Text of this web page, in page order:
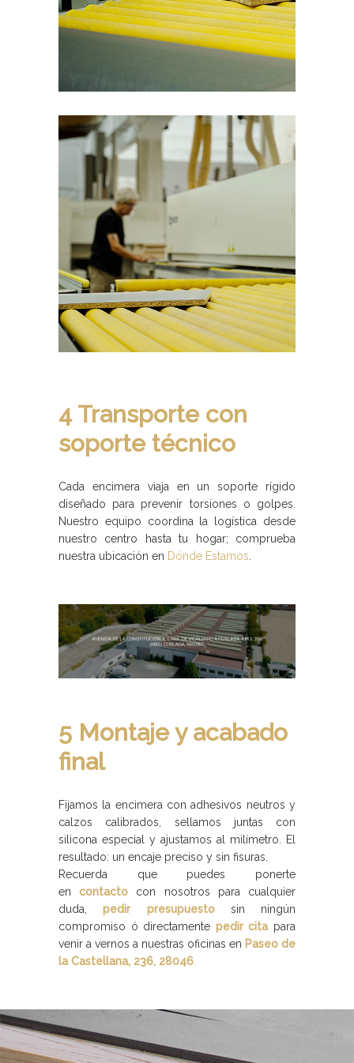
4 Transporte con
soporte técnico
Cada encimera viaja en un soporte rígido
diseñado para prevenir torsiones o golpes.
Nuestro equipo coordina la logística desde
nuestro centro hasta tu hogar; comprueba
nuestra ubicación en Dónde Estamos
5 Montaje y acabado
final
Fijamos la encimera con adhesivos neutros y
calzos calibrados, sellamos juntas con
silicona especial y ajustamos al milímetro. El
resultado: un encaje preciso y sin fisuras.
Recuerda que puedes ponerte
encontacto
con nosotros para cualquier
duda,pedir presupuestosin ningún
compromiso ó directamente pedir citapara
venir a vernos a nuestras oficinas en Paseo de
la Castellana, 236, 28046